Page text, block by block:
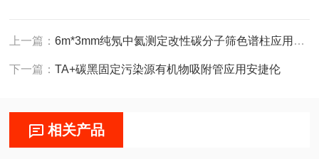
上一篇：6m*3mm纯氖中氦测定改性碳分子筛色谱柱应用岛津
下一篇：TA+碳黑固定污染源有机物吸附管应用安捷伦
相关产品